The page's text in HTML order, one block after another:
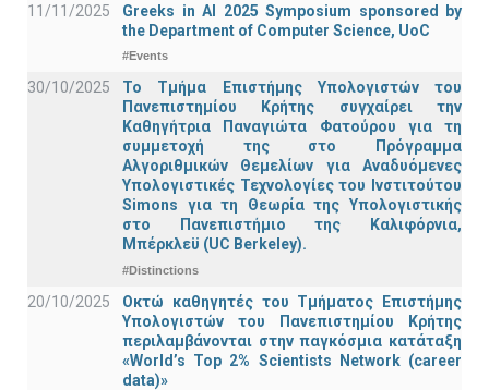
11/11/2025
Greeks in AI 2025 Symposium sponsored by
the Department of Computer Science, UoC
#Events
30/10/2025
Το Τμήμα Επιστήμης Υπολογιστών του
Πανεπιστημίου Κρήτης συγχαίρει την
Καθηγήτρια Παναγιώτα Φατούρου για τη
συμμετοχή της στο Πρόγραμμα
Αλγοριθμικών Θεμελίων για Αναδυόμενες
Υπολογιστικές Τεχνολογίες του Ινστιτούτου
Simons για τη Θεωρία της Υπολογιστικής
στο Πανεπιστήμιο της Καλιφόρνια,
Μπέρκλεϋ (UC Berkeley).
#Distinctions
20/10/2025
Οκτώ καθηγητές του Τμήματος Επιστήμης
Υπολογιστών του Πανεπιστημίου Κρήτης
περιλαμβάνονται στην παγκόσμια κατάταξη
«World’s Top 2% Scientists Network (career
data)»